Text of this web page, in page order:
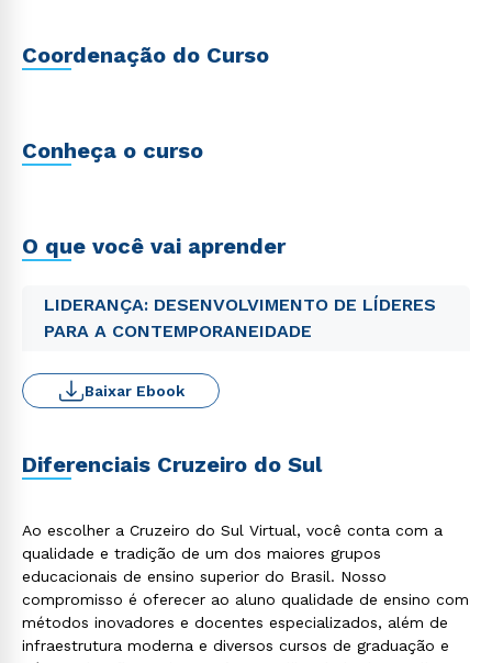
Coordenação do Curso
Conheça o curso
O que você vai aprender
LIDERANÇA: DESENVOLVIMENTO DE LÍDERES
PARA A CONTEMPORANEIDADE
Baixar Ebook
Diferenciais Cruzeiro do Sul
Ao escolher a Cruzeiro do Sul Virtual, você conta com a
qualidade e tradição de um dos maiores grupos
educacionais de ensino superior do Brasil. Nosso
compromisso é oferecer ao aluno qualidade de ensino com
métodos inovadores e docentes especializados, além de
infraestrutura moderna e diversos cursos de graduação e